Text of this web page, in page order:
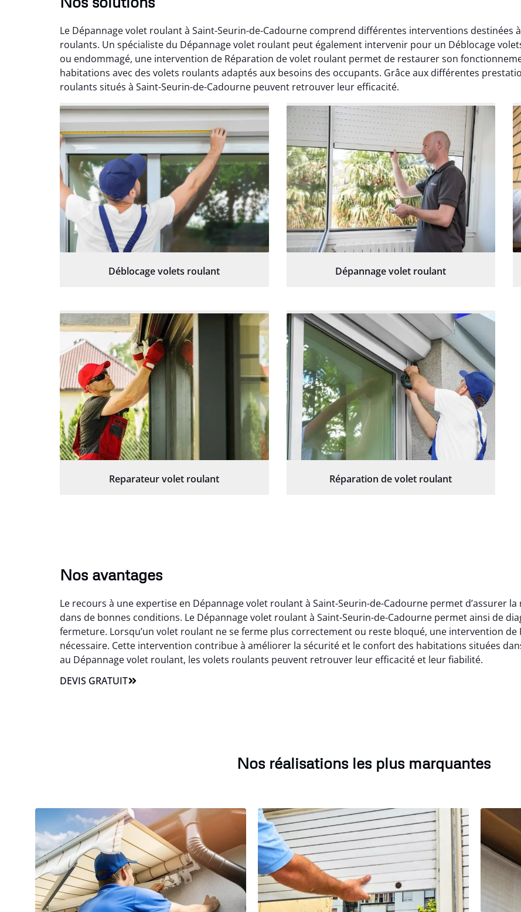
Le Dépannage volet roulant à Saint-Seurin-de-Cadourne comprend différentes interventions destinées
roulants. Un spécialiste du Dépannage volet roulant peut également intervenir pour un Déblocage
ou endommagé, une intervention de Réparation de volet roulant permet de restaurer son
habitations avec des volets roulants adaptés aux besoins des occupants. Grâce aux différentes
roulants situés à Saint-Seurin-de-Cadourne peuvent retrouver leur efficacité.
Déblocage volets roulant Dépannage volet roulant
Reparateur volet roulant Réparation de volet roulant
Nos avantages
Le recours à une expertise en Dépannage volet roulant à Saint-Seurin-de-Cadourne permet d’assurer
dans de bonnes conditions. Le Dépannage volet roulant à Saint-Seurin-de-Cadourne permet ainsi de
fermeture. Lorsqu’un volet roulant ne se ferme plus correctement ou reste bloqué, une intervention
nécessaire. Cette intervention contribue à améliorer la sécurité et le confort des habitations situées
au Dépannage volet roulant, les volets roulants peuvent retrouver leur efficacité et leur fiabilité.
DEVIS GRATUIT
Nos réalisations les plus marquantes